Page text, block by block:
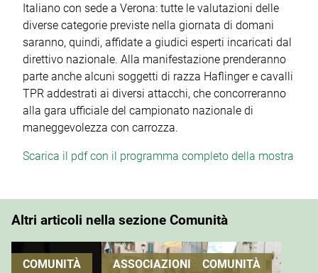
Italiano con sede a Verona: tutte le valutazioni delle
diverse categorie previste nella giornata di domani
saranno, quindi, affidate a giudici esperti incaricati dal
direttivo nazionale. Alla manifestazione prenderanno
parte anche alcuni soggetti di razza Haflinger e cavalli
TPR addestrati ai diversi attacchi, che concorreranno
alla gara ufficiale del campionato nazionale di
maneggevolezza con carrozza.
Scarica il pdf con il programma completo della mostra
Altri articoli nella sezione Comunità
COMUNITÀ ASSOCIAZIONI COMUNITÀ